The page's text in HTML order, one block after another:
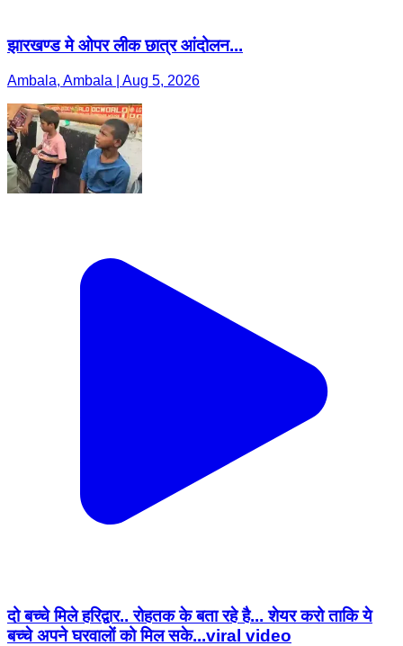
झारखण्ड मे ओपर लीक छात्र आंदोलन...
Ambala, Ambala | Aug 5, 2026
दो बच्चे मिले हरिद्वार.. रोहतक के बता रहे है... शेयर करो ताकि ये
बच्चे अपने घरवालों को मिल सके...viral video